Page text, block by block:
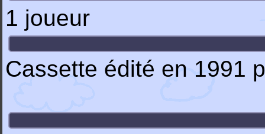
1 joueur
Cassette édité en 1991